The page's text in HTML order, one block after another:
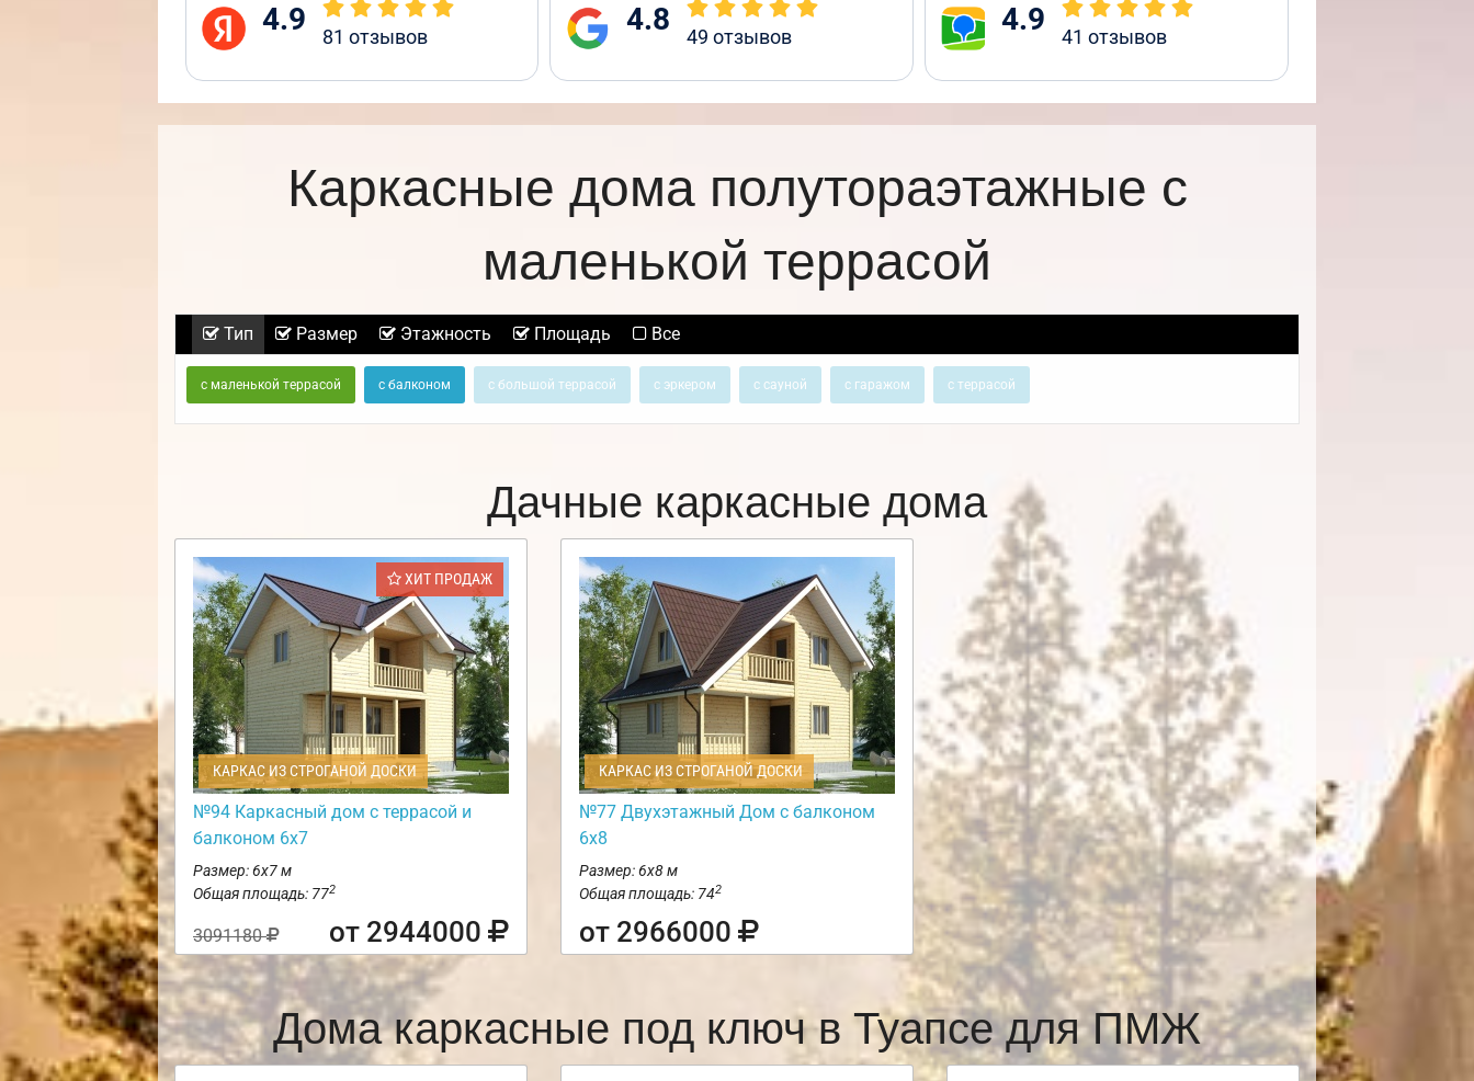
4.9 81 отзывов 4.8 49 отзывов 4.9 41 отзывов
Каркасные дома полутораэтажные с
маленькой террасой
Тип Размер Этажность Площадь Все
с маленькой террасой с балконом с большой террасой с эркером с сауной с гаражом с террасой
Дачные каркасные дома
ХИТ ПРОДАЖ
КАРКАС ИЗ СТРОГАНОЙ ДОСКИ
№94 Каркасный дом с террасой и
балконом 6х7
Размер: 6х7 м
Общая площадь: 772
3091180 от 2944000
КАРКАС ИЗ СТРОГАНОЙ ДОСКИ
№77 Двухэтажный Дом с балконом
6х8
Размер: 6х8 м
Общая площадь: 742
от 2966000
Дома каркасные под ключ в Туапсе для ПМЖ